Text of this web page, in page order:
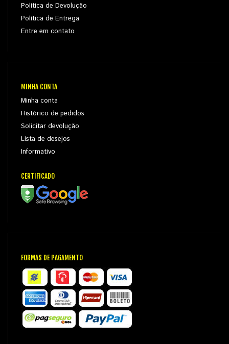
Política de Devolução
Política de Entrega
Entre em contato
MINHA CONTA
Minha conta
Histórico de pedidos
Solicitar devolução
Lista de desejos
Informativo
CERTIFICADO
FORMAS DE PAGAMENTO